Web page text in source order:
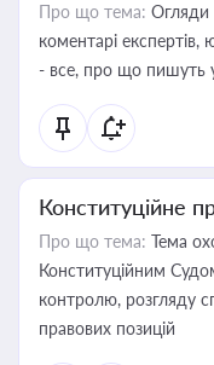
Про що тема: Огляди
коментарі
- все, про що пишуть
Конституційне
Про що тема: Тема
Конституційним
контролю, розгляду
правових позицій